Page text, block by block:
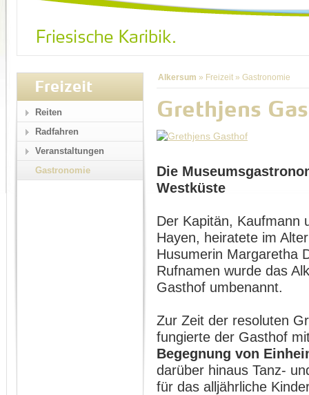
Alkersum » Freizeit » Gastronomie
Grethjens
Die
Westküste
Der Kapitän, Kaufmann
Hayen, heiratete im
Husumerin Margaretha
Rufnamen wurde das
Gasthof umbenannt.
Zur Zeit der resoluten
fungierte der Gasthof
Begegnung von
darüber hinaus Tanz-
für das alljährliche
Freizeit
Reiten
Radfahren
Veranstaltungen
Gastronomie